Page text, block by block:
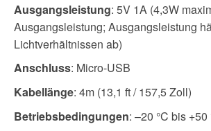
Ausgangsleistung: 5V 1A (4,3W
Ausgangsleistung; Ausgangsleistung
Lichtverhältnissen ab)
Anschluss: Micro-USB
Kabellänge: 4m (13,1 ft / 157,5 Zoll)
Betriebsbedingungen: –20 °C bis +50